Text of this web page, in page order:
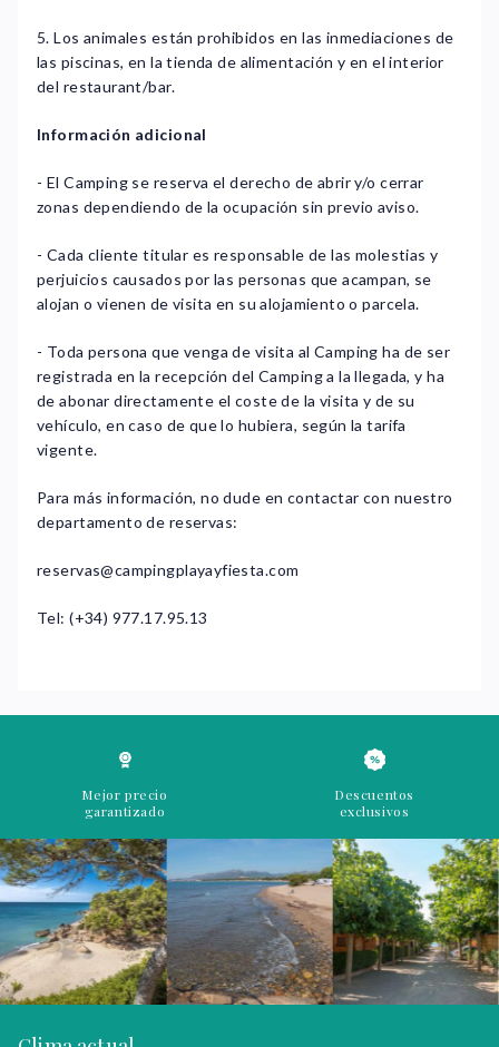
5. Los animales están prohibidos en las inmediaciones de
las piscinas, en la tienda de alimentación y en el interior
del restaurant/bar.
Información adicional
- El Camping se reserva el derecho de abrir y/o cerrar
zonas dependiendo de la ocupación sin previo aviso.
- Cada cliente titular es responsable de las molestias y
perjuicios causados por las personas que acampan, se
alojan o vienen de visita en su alojamiento o parcela.
- Toda persona que venga de visita al Camping ha de ser
registrada en la recepción del Camping a la llegada, y ha
de abonar directamente el coste de la visita y de su
vehículo, en caso de que lo hubiera, según la tarifa
vigente.
Para más información, no dude en contactar con nuestro
departamento de reservas:
reservas@campingplayayfiesta.com
Tel: (+34) 977.17.95.13
Mejor precio
garantizado
Descuentos
exclusivos